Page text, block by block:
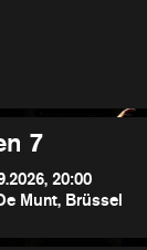
7
20:00
Munt, Brüssel